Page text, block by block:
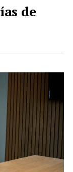
de